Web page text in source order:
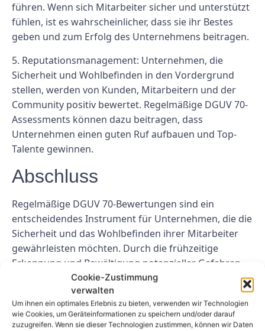
Cookie-Zustimmung
verwalten
Um ihnen ein optimales Erlebnis zu bieten, verwenden wir Technologien
wie Cookies, um Geräteinformationen zu speichern und/oder darauf
zuzugreifen. Wenn sie dieser Technologien zustimmen, können wir Daten
führen. Wenn sich Mitarbeiter sicher und unterstützt
fühlen, ist es wahrscheinlicher, dass sie ihr Bestes
geben und zum Erfolg des Unternehmens beitragen.
5. Reputationsmanagement: Unternehmen, die
Sicherheit und Wohlbefinden in den Vordergrund
stellen, werden von Kunden, Mitarbeitern und der
Community positiv bewertet. Regelmäßige DGUV 70-
Assessments können dazu beitragen, dass
Unternehmen einen guten Ruf aufbauen und Top-
Talente gewinnen.
Abschluss
Regelmäßige DGUV 70-Bewertungen sind ein
entscheidendes Instrument für Unternehmen, die die
Sicherheit und das Wohlbefinden ihrer Mitarbeiter
gewährleisten möchten. Durch die frühzeitige
Erkennung und Bewältigung potenzieller Gefahren
können Unternehmen ein sichereres Arbeitsumfeld
schaffen, die Arbeitsmoral der Mitarbeiter verbessern
und langfristig Geld sparen. Die Investition in
regelmäßige Beurteilungen ist in vielen Branchen